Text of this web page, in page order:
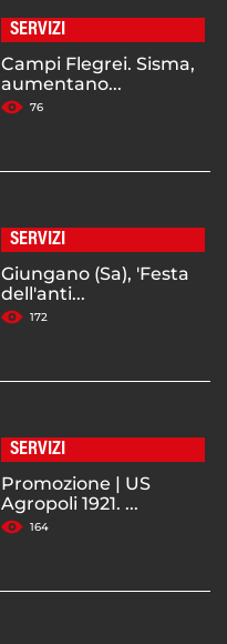
SERVIZI
Campi Flegrei. Sisma,
aumentano...
76
SERVIZI
Giungano (Sa), 'Festa
dell'anti...
172
SERVIZI
Promozione | US
Agropoli 1921. ...
164